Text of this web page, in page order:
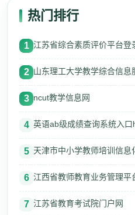
热门排行
1 江苏省综合素质评价平台登
2 山东理工大学教学综合信息
3 ncut教学信息网
4 英语ab级成绩查询系统入口
5 天津市中小学教师培训信息
6 江西省教师教育业务管理平
7 江苏省教育考试院门户网